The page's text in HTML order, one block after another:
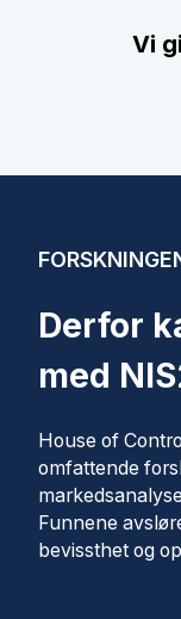
Vi
Derfor
med
House of
omfattende
Funnene
bevissthet og